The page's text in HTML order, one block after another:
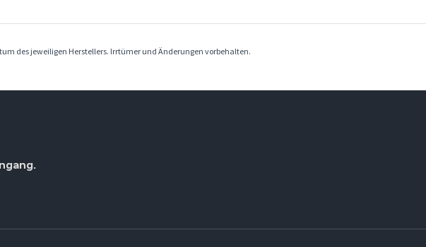
des jeweiligen Herstellers. Irrtümer und Änderungen vorbehalten.